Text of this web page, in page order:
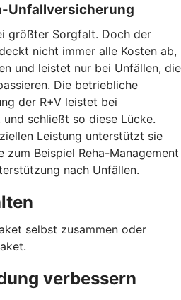
Unfallversicherung
größter Sorgfalt. Doch der
nicht immer alle Kosten ab,
und leistet nur bei Unfällen, die
Die betriebliche
der R+V leistet bei
schließt so diese Lücke.
Leistung unterstützt sie
Beispiel Reha-Management
nach Unfällen.
selbst zusammen oder
verbessern